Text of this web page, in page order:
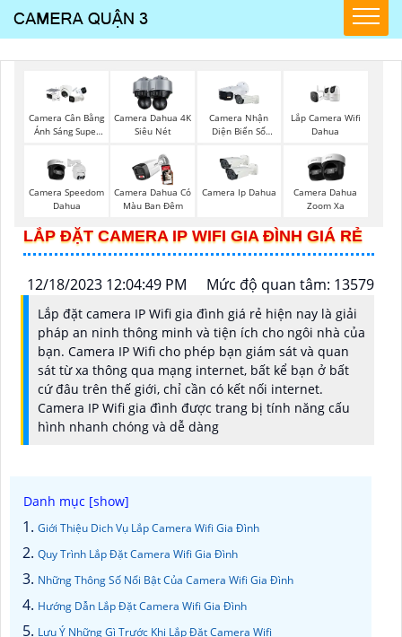
Camera Cân Bằng
Ánh Sáng Super
Camera Dahua 4K
Siêu Nét
Camera Nhận
Diện Biển Số
Lắp Camera Wifi
Dahua
Camera Speedom
Dahua
Camera Dahua Có
Màu Ban Đêm
Camera Ip Dahua
Camera Dahua
Zoom Xa
LẮP ĐẶT CAMERA IP WIFI GIA ĐÌNH GIÁ RẺ
12/18/2023 12:04:49 PM Mức độ quan tâm: 13579
Lắp đặt camera IP Wifi gia đình giá rẻ hiện nay là giải
pháp an ninh thông minh và tiện ích cho ngôi nhà của
bạn. Camera IP Wifi cho phép bạn giám sát và quan
sát từ xa thông qua mạng internet, bất kể bạn ở bất
cứ đâu trên thế giới, chỉ cần có kết nối internet.
Camera IP Wifi gia đình được trang bị tính năng cấu
hình nhanh chóng và dễ dàng
Giới Thiệu Dich Vụ Lắp Camera Wifi Gia Đình
Quy Trình Lắp Đặt Camera Wifi Gia Đình
Những Thông Số Nổi Bật Của Camera Wifi Gia Đình
Hướng Dẫn Lắp Đặt Camera Wifi Gia Đình
Lưu Ý Những Gì Trước Khi Lắp Đặt Camera Wifi